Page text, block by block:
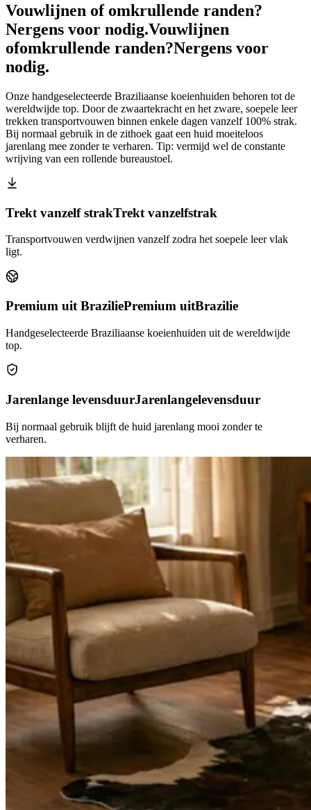
Vouwlijnen of omkrullende randen?
Nergens voor nodig.Vouwlijnen
ofomkrullende randen?Nergens voor
nodig.
Onze handgeselecteerde Braziliaanse koeienhuiden behoren tot de
wereldwijde top. Door de zwaartekracht en het zware, soepele leer
trekken transportvouwen binnen enkele dagen vanzelf 100% strak.
Bij normaal gebruik in de zithoek gaat een huid moeiteloos
jarenlang mee zonder te verharen. Tip: vermijd wel de constante
wrijving van een rollende bureaustoel.
Trekt vanzelf strakTrekt vanzelfstrak
Transportvouwen verdwijnen vanzelf zodra het soepele leer vlak
ligt.
Premium uit BraziliePremium uitBrazilie
Handgeselecteerde Braziliaanse koeienhuiden uit de wereldwijde
top.
Jarenlange levensduurJarenlangelevensduur
Bij normaal gebruik blijft de huid jarenlang mooi zonder te
verharen.